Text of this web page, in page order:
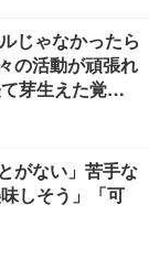
じゃなかったら
の活動が頑張れ
芽生えた覚悟
がない」苦手な
しそう」「可